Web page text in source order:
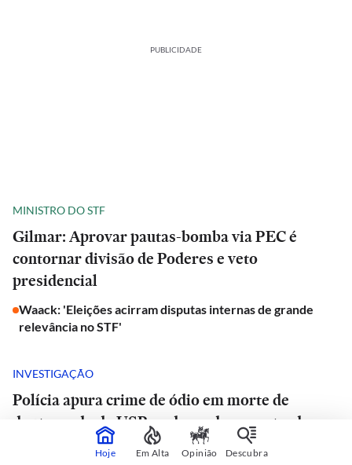
PUBLICIDADE
MINISTRO DO STF
Gilmar: Aprovar pautas-bomba via PEC é
contornar divisão de Poderes e veto
presidencial
Waack: 'Eleições acirram disputas internas de grande
relevância no STF'
INVESTIGAÇÃO
Polícia apura crime de ódio em morte de
doutorando da USP e advogado encontrado
morto em estrada de São Paulo
Hoje Em Alta Opinião Descubra